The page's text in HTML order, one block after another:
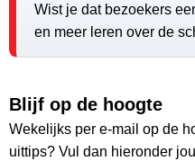
Wist je dat bezoekers
en meer leren over de
Blijf op de hoogte
Wekelijks per e-mail op de
uittips? Vul dan hieronder